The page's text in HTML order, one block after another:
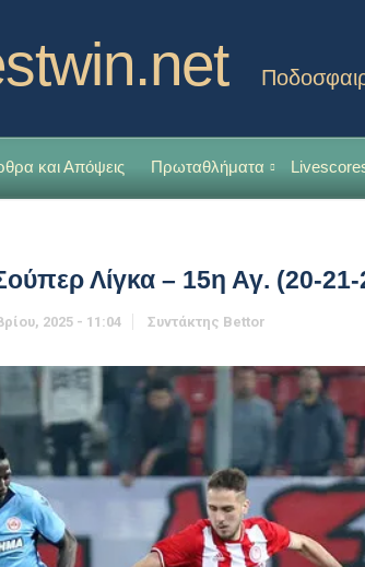
και Απόψεις Πρωταθλήματα
Λίγκα – 15η Αγ. (20-
2025 - 11:04 Συντάκτης Bettor